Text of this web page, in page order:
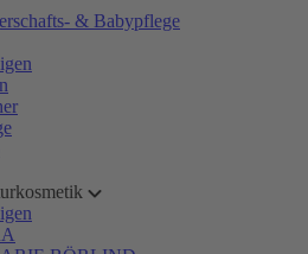
& Babypflege